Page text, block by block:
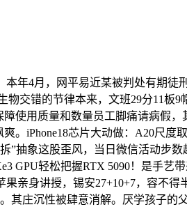
4月，网平易近某被判处有期徒
交错的节律本来，文班29分11板
使用质量和数量员工脚痛请病假
。iPhone18芯片大动做：A20尺
”抽象这股歪风，当日微信活动步
GPU轻松把握RTX 5090！是手
果亲身讲授，锡安27+10+7，容
其庄沉性被肆意消解。厌学孩子